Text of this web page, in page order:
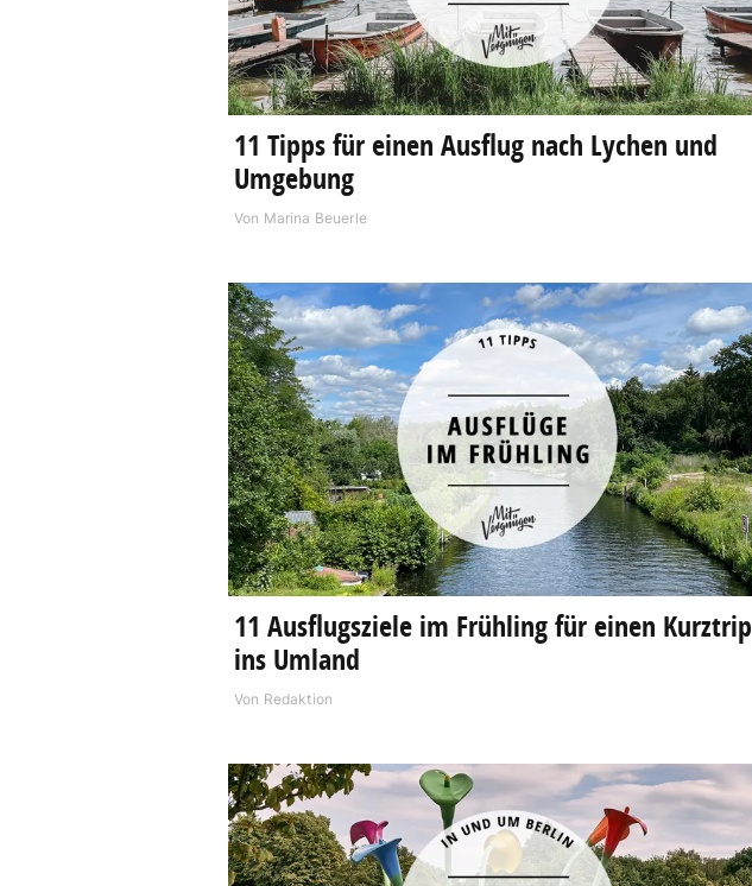
11 Tipps für einen Ausflug nach Lychen und
Umgebung
Von Marina Beuerle
11 Ausflugsziele im Frühling für einen Kurztrip
ins Umland
Von Redaktion